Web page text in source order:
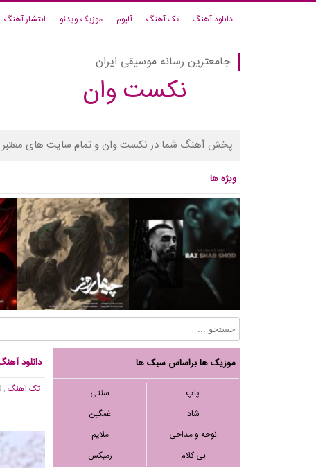
دانلود آهنگ تک آهنگ آلبوم موزیک ویدئو انتشار آهنگ
جامعترین رسانه موسیقی ایران
نکست وان
پخش آهنگ شما در نکست وان و تمام سایت های
ویژه ها
موزیک ها براساس سبک ها
پاپ
سنتی
شاد
غمگین
نوحه و مداحی
ملایم
بی کلام
رمیکس
دانلود
تک آهنگ, 759 بازدید